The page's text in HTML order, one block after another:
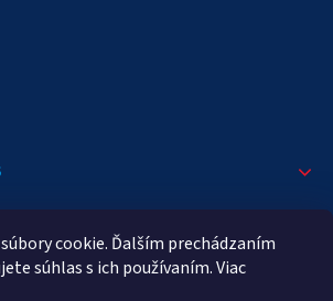
cookie. Ďalším prechádzaním
súhlas s ich používaním. Viac